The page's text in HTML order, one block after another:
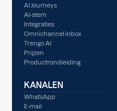
AI Journeys
AI-stem
Integraties
Omnichannel inbox
Trengo AI
Prijzen
Productrondleiding
KANALEN
WhatsApp
E-mail